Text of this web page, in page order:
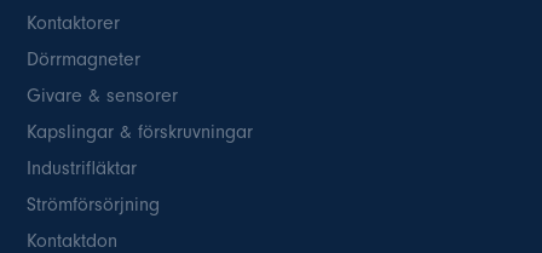
Kontaktorer
Dörrmagneter
Givare & sensorer
Kapslingar & förskruvningar
Industrifläktar
Strömförsörjning
Kontaktdon